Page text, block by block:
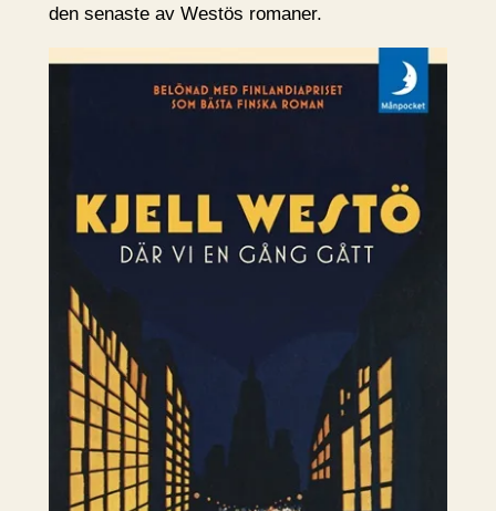
den senaste av Westös romaner.